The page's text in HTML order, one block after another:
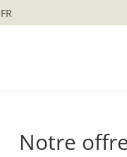
Notre